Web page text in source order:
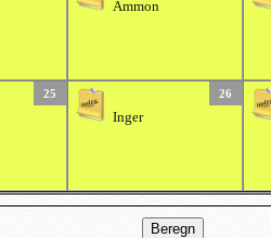
Ammon
25 26
Inger
Beregn